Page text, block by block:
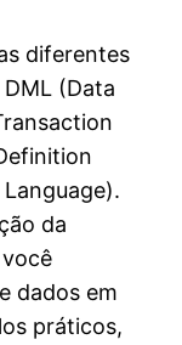
diferentes
(Data
da
dados em
práticos,